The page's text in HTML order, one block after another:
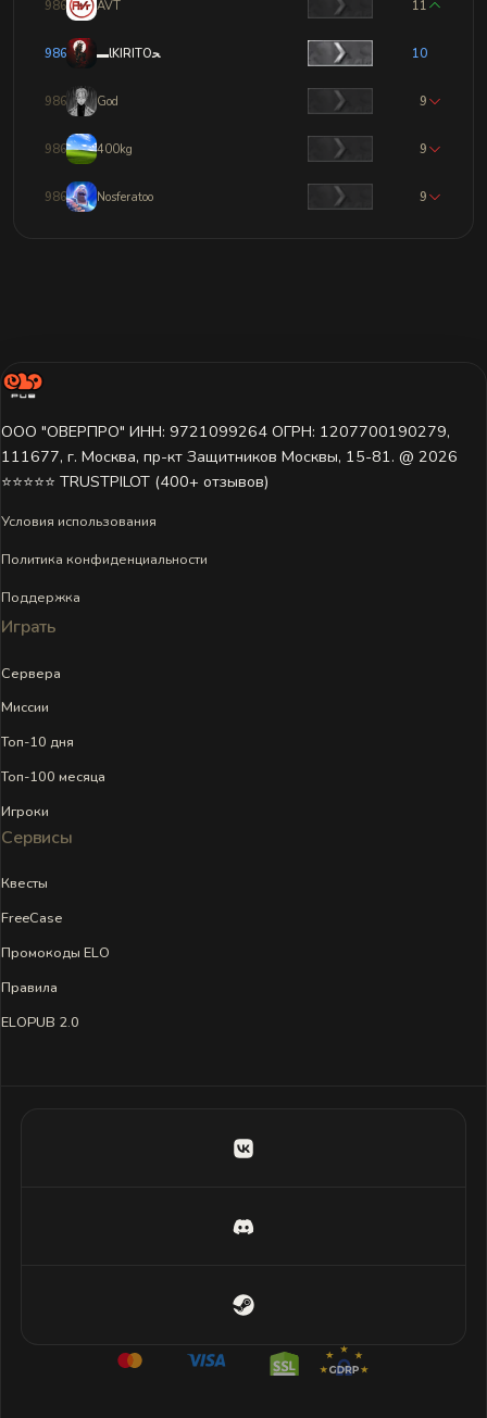
9861 AVT 11
9862 ▬lKIRITOﺤ 10
9863 God 9
9864 400kg 9
9865 Nosferatoo 9
ООО "ОВЕРПРО" ИНН: 9721099264 ОГРН: 1207700190279,
111677, г. Москва, пр-кт Защитников Москвы, 15-81. @ 2026 ㅤ
⭐⭐⭐⭐⭐ TRUSTPILOT (400+ отзывов)
Условия использования
Политика конфиденциальности
Поддержка
Играть
Сервера
Миссии
Топ-10 дня
Топ-100 месяца
Игроки
Сервисы
Квесты
FreeCase
Промокоды ELO
Правила
ELOPUB 2.0